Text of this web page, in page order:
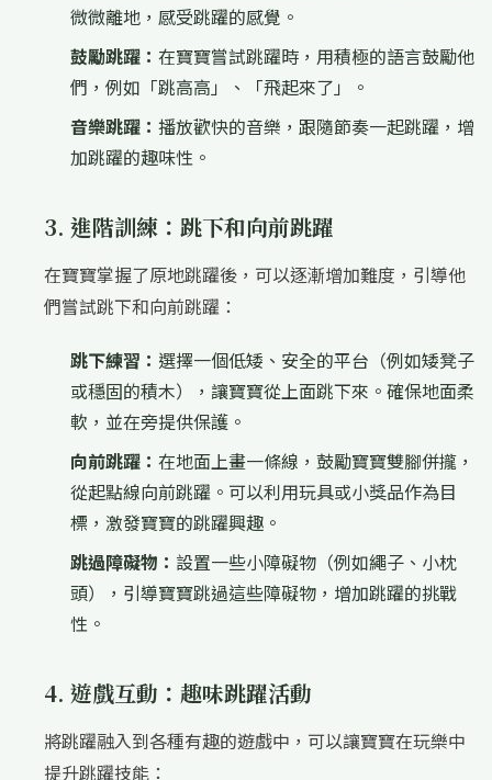
微微離地，感受跳躍的感覺。
鼓勵跳躍： 在寶寶嘗試跳躍時，用積極的語言鼓勵他
們，例如「跳高高」、「飛起來了」。
音樂跳躍： 播放歡快的音樂，跟隨節奏一起跳躍，增
加跳躍的趣味性。
3. 進階訓練：跳下和向前跳躍
在寶寶掌握了原地跳躍後，可以逐漸增加難度，引導他
們嘗試跳下和向前跳躍：
跳下練習： 選擇一個低矮、安全的平台（例如矮凳子
或穩固的積木），讓寶寶從上面跳下來。確保地面柔
軟，並在旁提供保護。
向前跳躍： 在地面上畫一條線，鼓勵寶寶雙腳併攏，
從起點線向前跳躍。可以利用玩具或小獎品作為目
標，激發寶寶的跳躍興趣。
跳過障礙物： 設置一些小障礙物（例如繩子、小枕
頭），引導寶寶跳過這些障礙物，增加跳躍的挑戰
性。
4. 遊戲互動：趣味跳躍活動
將跳躍融入到各種有趣的遊戲中，可以讓寶寶在玩樂中
提升跳躍技能：